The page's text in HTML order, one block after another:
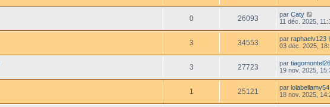
0 26093 par Caty
11 déc. 2025,
3 34553 par raphaelv123
03 déc. 2025,
3 27723 par tiagomontel26
19 nov. 2025,
1 25121 par lolabellamy54
18 nov. 2025,